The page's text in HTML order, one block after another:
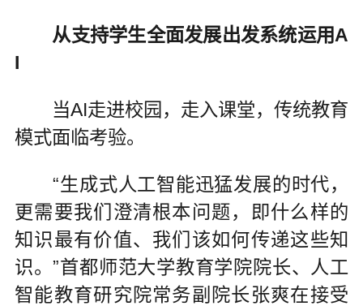
从支持学生全面发展出发系统运用A
I
当AI走进校园，走入课堂，传统教育
模式面临考验。
“生成式人工智能迅猛发展的时代，
更需要我们澄清根本问题，即什么样的
知识最有价值、我们该如何传递这些知
识。”首都师范大学教育学院院长、人工
智能教育研究院常务副院长张爽在接受